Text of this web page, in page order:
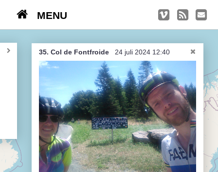
MENU
Kasseien
België / Duitsland / Nederland
Hoogtepunten
Soeperlange tocht
Afleveringen
Bounding Boxes
35. Col de Fontfroide 24 juli 2024 12:40